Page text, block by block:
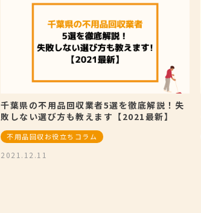
千葉県の不用品回収業者5選を徹底解説！失
敗しない選び方も教えます【2021最新】
不用品回収お役立ちコラム
2021.12.11